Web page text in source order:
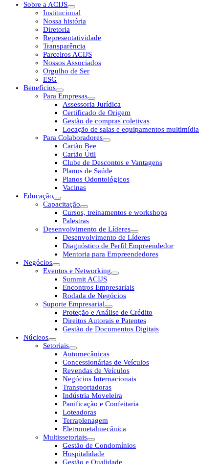
Sobre a ACIJS
Institucional
Nossa história
Diretoria
Representatividade
Transparência
Parceiros ACIJS
Nossos Associados
Orgulho de Ser
ESG
Benefícios
Para Empresas
Assessoria Jurídica
Certificado de Origem
Gestão de compras coletivas
Locação de salas e equipamentos multimídia
Para Colaboradores
Cartão Bee
Cartão Útil
Clube de Descontos e Vantagens
Planos de Saúde
Planos Odontológicos
Vacinas
Educação
Capacitação
Cursos, treinamentos e workshops
Palestras
Desenvolvimento de Líderes
Desenvolvimento de Líderes
Diagnóstico de Perfil Empreendedor
Mentoria para Empreendedores
Negócios
Eventos e Networking
Summit ACIJS
Encontros Empresariais
Rodada de Negócios
Suporte Empresarial
Proteção e Análise de Crédito
Direitos Autorais e Patentes
Gestão de Documentos Digitais
Núcleos
Setoriais
Automecânicas
Concessionárias de Veículos
Revendas de Veículos
Negócios Internacionais
Transportadoras
Indústria Moveleira
Panificação e Confeitaria
Loteadoras
Terraplenagem
Eletrometalmecânica
Multissetoriais
Gestão de Condomínios
Hospitalidade
Gestão e Qualidade